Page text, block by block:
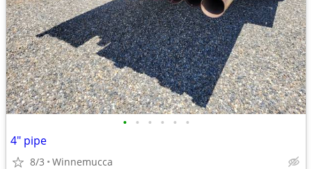
• • • • • •
4" pipe
8/3 Winnemucca